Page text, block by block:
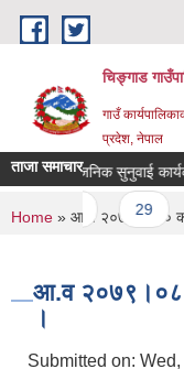
Skip to main content
चिङ्गाड
गाउँ
प्रदेश, नेपाल
ताजा समाचार
29
You are
Home » आ.व २०७९।०८०
आ.व २०७९।०८०
।
Submitted on: